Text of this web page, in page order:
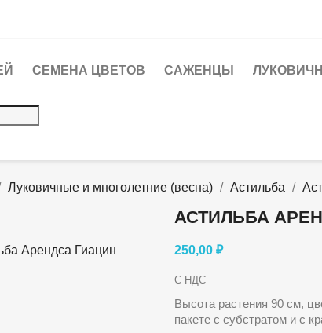
СЕМЕНА ЦВЕТОВ САЖЕНЦЫ
Луковичные и многолетние (весна) Астильба
АСТИЛЬБА
250,00 ₽
С НДС
Высота растения 90 см,
пакете с субстратом и с